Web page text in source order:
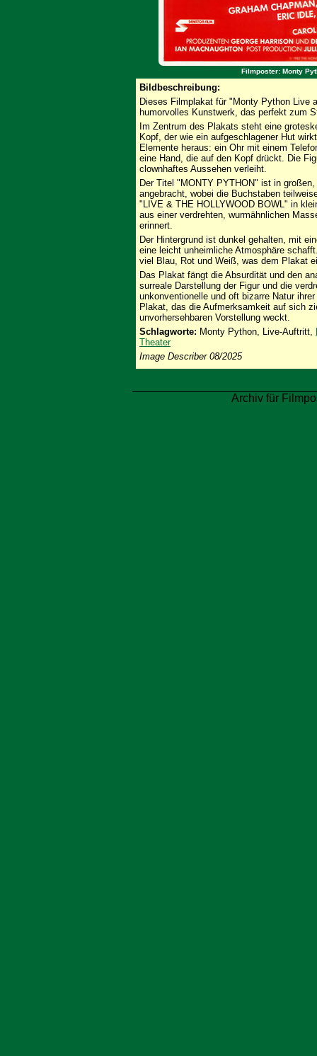
Filmposter: Monty
Bildbeschreibung:
Dieses Filmplakat für "Monty Python Live
humorvolles Kunstwerk, das perfekt zum
Im Zentrum des Plakats steht eine
Kopf, der wie ein aufgeschlagener Hut
Elemente heraus: ein Ohr mit einem
eine Hand, die auf den Kopf drückt. Die
clownhaftes Aussehen verleiht.
Der Titel "MONTY PYTHON" ist in
angebracht, wobei die Buchstaben
"LIVE & THE HOLLYWOOD BOWL" in
aus einer verdrehten, wurmähnlichen
erinnert.
Der Hintergrund ist dunkel gehalten, mit
eine leicht unheimliche Atmosphäre
viel Blau, Rot und Weiß, was dem Plakat
Das Plakat fängt die Absurdität und den
surreale Darstellung der Figur und die
unkonventionelle und oft bizarre Natur
Plakat, das die Aufmerksamkeit auf sich
unvorhersehbaren Vorstellung weckt.
Schlagworte: Monty Python, Live-Auftritt,
Theater
Image Describer 08/2025
Archiv für